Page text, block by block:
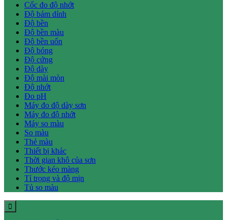
Cốc đo độ nhớt
Độ bám dính
Độ bền
Độ bền màu
Độ bền uốn
Độ bóng
Độ cứng
Độ dày
Độ mài mòn
Độ nhớt
Đo pH
Máy đo độ dày sơn
Máy đo độ nhớt
Máy so màu
So màu
Thẻ màu
Thiết bị khác
Thời gian khô của sơn
Thước kéo màng
Tỉ trọng và độ mịn
Tủ so màu